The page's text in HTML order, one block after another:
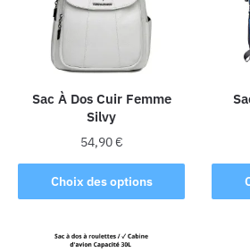
peuvent
choisies
sur
la
page
du
produit
Sac À Dos Cuir Femme
Silvy
54,90€
Choix des options
Ce
produit
plusieurs